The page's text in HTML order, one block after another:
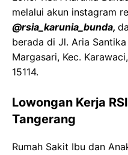
melalui akun instagram
@rsia_karunia_bunda,
berada di Jl. Aria
Margasari, Kec.
15114.
Lowongan Kerja
Tangerang
Rumah Sakit Ibu dan